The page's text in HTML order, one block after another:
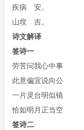
疾病 安。
山坟 吉。
诗文解译
签诗一
劳苦问我心中事
此意偏宜说向公
一片灵台明似镜
恰如明月正当空
签诗二